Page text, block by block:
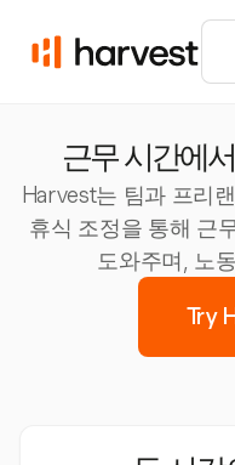
근무 시간에
Harvest는 팀과 프리
휴식 조정을 통해 근
도와주며, 노
Try